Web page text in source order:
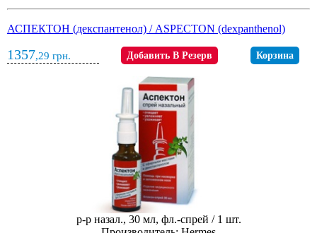
АСПЕКТОН (декспантенол) / ASPECTON (dexpanthenol)
1357,29 грн. Добавить В Резерв Корзина
р-р назал., 30 мл, фл.-спрей / 1 шт.